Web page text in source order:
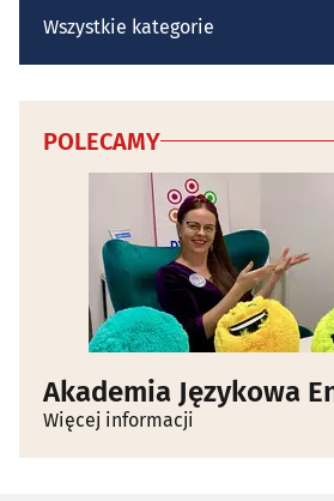
Wszystkie kategorie
POLECAMY
Akademia Językowa
Więcej informacji